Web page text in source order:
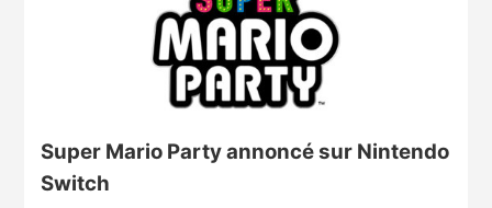
Super Mario Party annoncé sur Nintendo
Switch